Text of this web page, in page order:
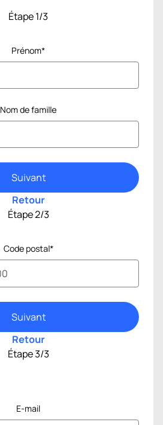
Étape 1/3
Prénom*
Nom de famille
Suivant
Retour
Étape 2/3
Code postal*
Suivant
Retour
Étape 3/3
E-mail